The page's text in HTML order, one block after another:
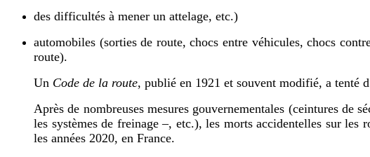
des difficultés à mener un attelage, etc.)
automobiles (sorties de route, chocs entre véhicules, chocs
route).
Un Code de la route, publié en 1921 et souvent modifié, a tenté
Après de nombreuses mesures gouvernementales (ceintures
les systèmes de freinage –, etc.), les morts accidentelles sur les
les années 2020, en France.